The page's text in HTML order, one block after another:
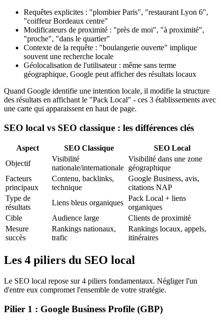
Requêtes explicites : "plombier Paris", "restaurant Lyon 6",
"coiffeur Bordeaux centre"
Modificateurs de proximité : "près de moi", "à proximité",
"proche", "dans le quartier"
Contexte de la requête : "boulangerie ouverte" implique
souvent une recherche locale
Géolocalisation de l'utilisateur : même sans terme
géographique, Google peut afficher des résultats locaux
Quand Google identifie une intention locale, il modifie la structure
des résultats en affichant le "Pack Local" - ces 3 établissements avec
une carte qui apparaissent en haut de page.
SEO local vs SEO classique : les différences clés
Aspect SEO Classique
SEO Local
Objectif
Visibilité
nationale/internationale
Visibilité dans une zone
géographique
Facteurs
principaux
Contenu, backlinks,
technique
Google Business, avis,
citations NAP
Type de
résultats
Liens bleus organiques
Pack Local + liens
organiques
Cible
Audience large
Clients de proximité
Mesure
succès
Rankings nationaux,
trafic
Rankings locaux, appels,
itinéraires
Les 4 piliers du SEO local
Le SEO local repose sur 4 piliers fondamentaux. Négliger l'un
d'entre eux compromet l'ensemble de votre stratégie.
Pilier 1 : Google Business Profile (GBP)